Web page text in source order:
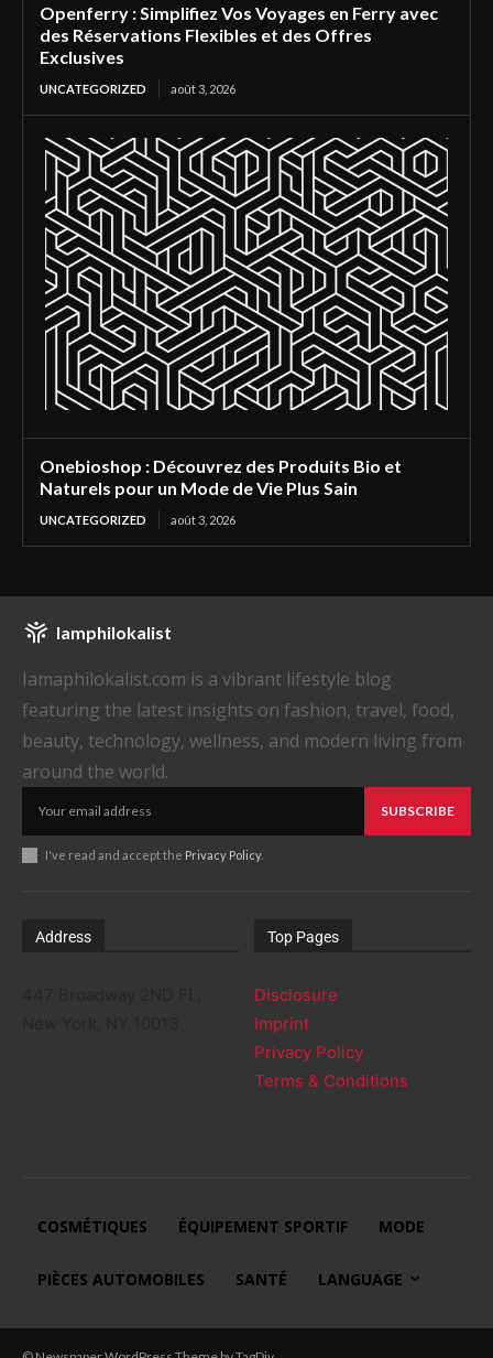
Openferry : Simplifiez Vos Voyages en Ferry avec
des Réservations Flexibles et des Offres
Exclusives
UNCATEGORIZED août 3, 2026
Onebioshop : Découvrez des Produits Bio et
Naturels pour un Mode de Vie Plus Sain
UNCATEGORIZED août 3, 2026
Iamphilokalist
Iamaphilokalist.com is a vibrant lifestyle blog
featuring the latest insights on fashion, travel, food,
beauty, technology, wellness, and modern living from
around the world.
SUBSCRIBE
I've read and accept the Privacy Policy.
Address Top Pages
Disclosure
Imprint
Privacy Policy
Terms & Conditions
COSMÉTIQUES ÉQUIPEMENT SPORTIF MODE
PIÈCES AUTOMOBILES SANTÉ LANGUAGE